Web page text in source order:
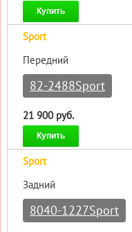
Купить
Sport
Передний
82-2488Sport
21 900 руб.
Купить
Sport
Задний
8040-1227Sport